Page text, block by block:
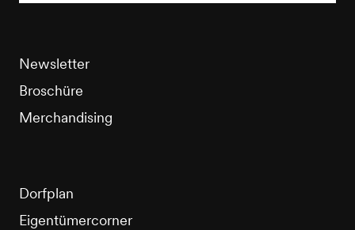
Newsletter
Broschüre
Merchandising
Dorfplan
Eigentümercorner